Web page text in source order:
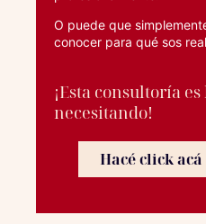
O puede que
conocer para qué sos
¡Esta consultoría
necesitando!
Hacé click